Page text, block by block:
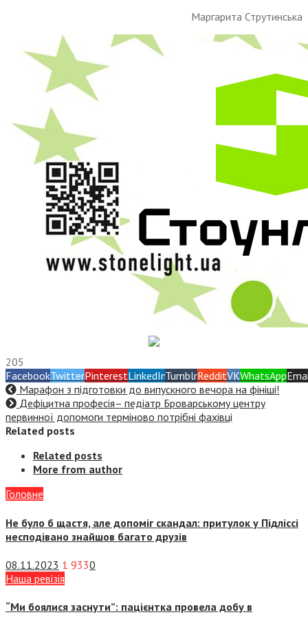
Маргарита Струтинська
205
FacebookTwitterPinterestLinkedInTumblrRedditVKWhatsApp
Марафон з підготовки до випускного вечора на фініші!
Дефіцитна професія– педіатр Броварському центру
первинної допомоги терміново потрібні фахівці
Related posts
Related posts
More from author
Головне
Не було б щастя, але допоміг скандал: притулок у Підліссі
несподівано знайшов багато друзів
08.11.2023 1 9330
Наша ревізія
“Ми боялися заснути”: пацієнтка провела добу в